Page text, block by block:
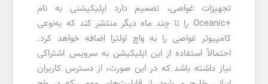
تجهیزات غواصی، تصمیم دارد اپلیکیشنی به نام
+Oceanic را تا چند ماه دیگر منتشر کند که به‌نوعی
کامپیوتر غواصی را به واچ اولترا اضافه خواهد کرد.
احتمالاً استفاده از این اپلیکیشن به سرویس اشتراکی
نیاز داشته باشد که در این صورت، از دسترس کاربران